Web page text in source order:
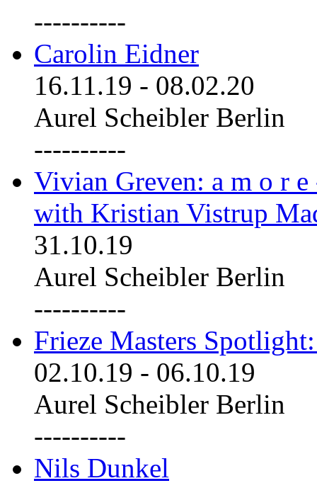
----------
Carolin Eidner
16.11.19 - 08.02.20
Aurel Scheibler Berlin
----------
Vivian Greven: a m o r
with Kristian Vistrup
31.10.19
Aurel Scheibler Berlin
----------
Frieze Masters
02.10.19 - 06.10.19
Aurel Scheibler Berlin
----------
Nils Dunkel